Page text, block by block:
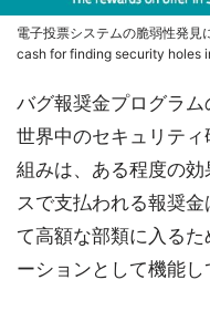
電子投票システムの脆弱性発
cash for finding security holes
バグ報奨金プログラ
世界中のセキュリテ
組みは、ある程度の
スで支払われる報奨
て高額な部類に入る
ーションとして機能し